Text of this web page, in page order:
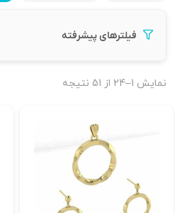
فیلترهای پیشرفته
نمایش 1–24 از 51 نتیجه